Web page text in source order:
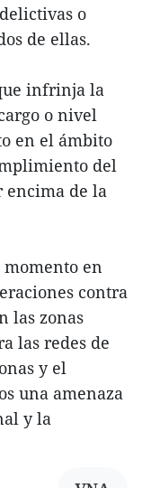
o
de ellas.
infrinja la
o nivel
en el ámbito
del
encima de la
momento en
contra
las zonas
las redes de
y el
una amenaza
y la